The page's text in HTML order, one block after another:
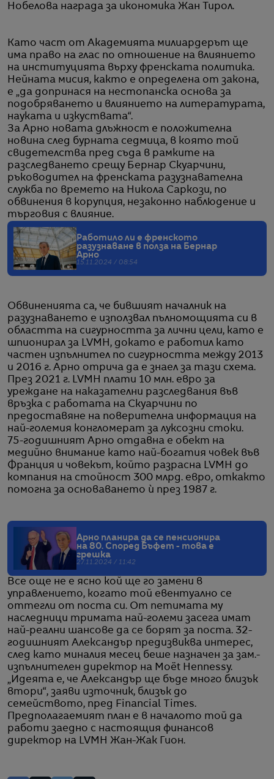
Нобелова награда за икономика Жан Тирол.
Като част от Академията милиардерът ще
има право на глас по отношение на влиянието
на институцията върху френската политика.
Нейната мисия, както е определена от закона,
е „да допринася на нестопанска основа за
подобряването и влиянието на литературата,
науката и изкуствата“.
За Арно новата длъжност е положителна
новина след бурната седмица, в която той
свидетелства пред съда в рамките на
разследването срещу Бернар Скуарчини,
ръководител на френската разузнавателна
служба по времето на Никола Саркози, по
обвинения в корупция, незаконно наблюдение и
търговия с влияние.
Работило ли е френското
разузнаване в полза на Бернар
Арно
15.11.2024 / 08:54
Обвиненията са, че бившият началник на
разузнаването е използвал пълномощията си в
областта на сигурността за лични цели, като е
шпионирал за LVMH, докато е работил като
частен изпълнител по сигурността между 2013
и 2016 г. Арно отрича да е знаел за тази схема.
През 2021 г. LVMH плати 10 млн. евро за
уреждане на наказателни разследвания във
връзка с работата на Скуарчини по
предоставяне на поверителна информация на
най-големия конгломерат за луксозни стоки.
75-годишният Арно отдавна е обект на
медийно внимание като най-богатия човек във
Франция и човекът, който разрасна LVMH до
компания на стойност 300 млрд. евро, откакто
помогна за основаването ѝ през 1987 г.
Арно планира да се пенсионира
на 80. Според Бъфет - това е
грешка
27.11.2024 / 11:42
Все още не е ясно кой ще го замени в
управлението, когато той евентуално се
оттегли от поста си. От петимата му
наследници тримата най-големи засега имат
най-реални шансове да се борят за поста. 32-
годишният Александър предизвиква интерес,
след като миналия месец беше назначен за зам.-
изпълнителен директор на Moët Hennessy.
„Идеята е, че Александър ще бъде много близък
втори“, заяви източник, близък до
семейството, пред Financial Times.
Предполагаемият план е в началото той да
работи заедно с настоящия финансов
директор на LVMH Жан-Жак Гион.